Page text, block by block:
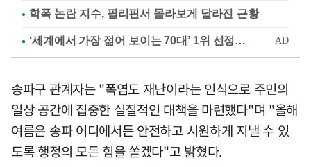
학폭 논란 지수, 필리핀서 몰라보게 달라진 근황
송파구 관계자는 "폭염도 재난이라는 인식으로 주민의
일상 공간에 집중한 실질적인 대책을 마련했다"며 "올해
여름은 송파 어디에서든 안전하고 시원하게 지낼 수 있
도록 행정의 모든 힘을 쏟겠다"고 밝혔다.